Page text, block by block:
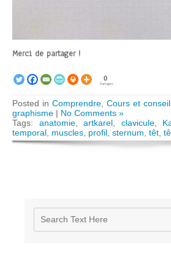
Merci de partager !
0
Partages
Posted in Comprendre Cours et
graphisme | No Comments »
Tags: anatomie, artkarel clavicule,
temporal muscles profil sternum têt